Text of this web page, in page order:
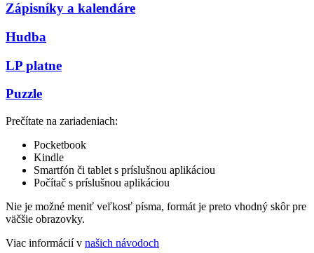
Zápisníky a kalendáre
Hudba
LP platne
Puzzle
Prečítate na zariadeniach:
Pocketbook
Kindle
Smartfón či tablet s príslušnou aplikáciou
Počítač s príslušnou aplikáciou
Nie je možné meniť veľkosť písma, formát je preto vhodný skôr pre
väčšie obrazovky.
Viac informácií v našich návodoch